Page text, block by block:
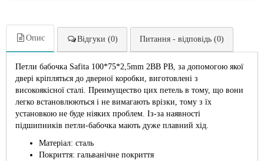
Опис Відгуки (0) Питання - відповідь (0)
Петли бабочка Safita 100*75*2,5mm 2BB PB, за допомогою якої
двері кріпляться до дверної коробки, виготовлені з
високоякісної сталі. Преимущество цих петель в тому, що вони
легко встановлюються і не вимагають врізки, тому з їх
установкою не буде ніяких проблем. Із-за наявності
підшипників петли-бабочка мають дуже плавний хід.
Матеріал: сталь
Покриття: гальванічне покриття